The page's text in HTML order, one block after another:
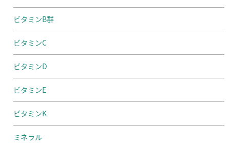
ビタミンB群
ビタミンC
ビタミンD
ビタミンE
ビタミンK
ミネラル